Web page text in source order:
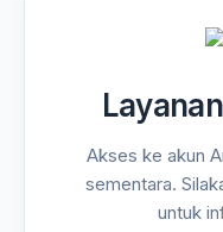
Akses ke akun
sementara.
untuk